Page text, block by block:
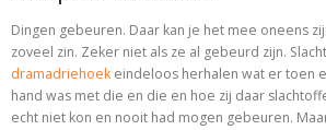
Dingen gebeuren. Daar kan je het mee oneens
zoveel zin. Zeker niet als ze al gebeurd zijn.
dramadriehoek eindeloos herhalen wat er toen
hand was met die en die en hoe zij daar
echt niet kon en nooit had mogen gebeuren.